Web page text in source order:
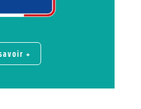
+